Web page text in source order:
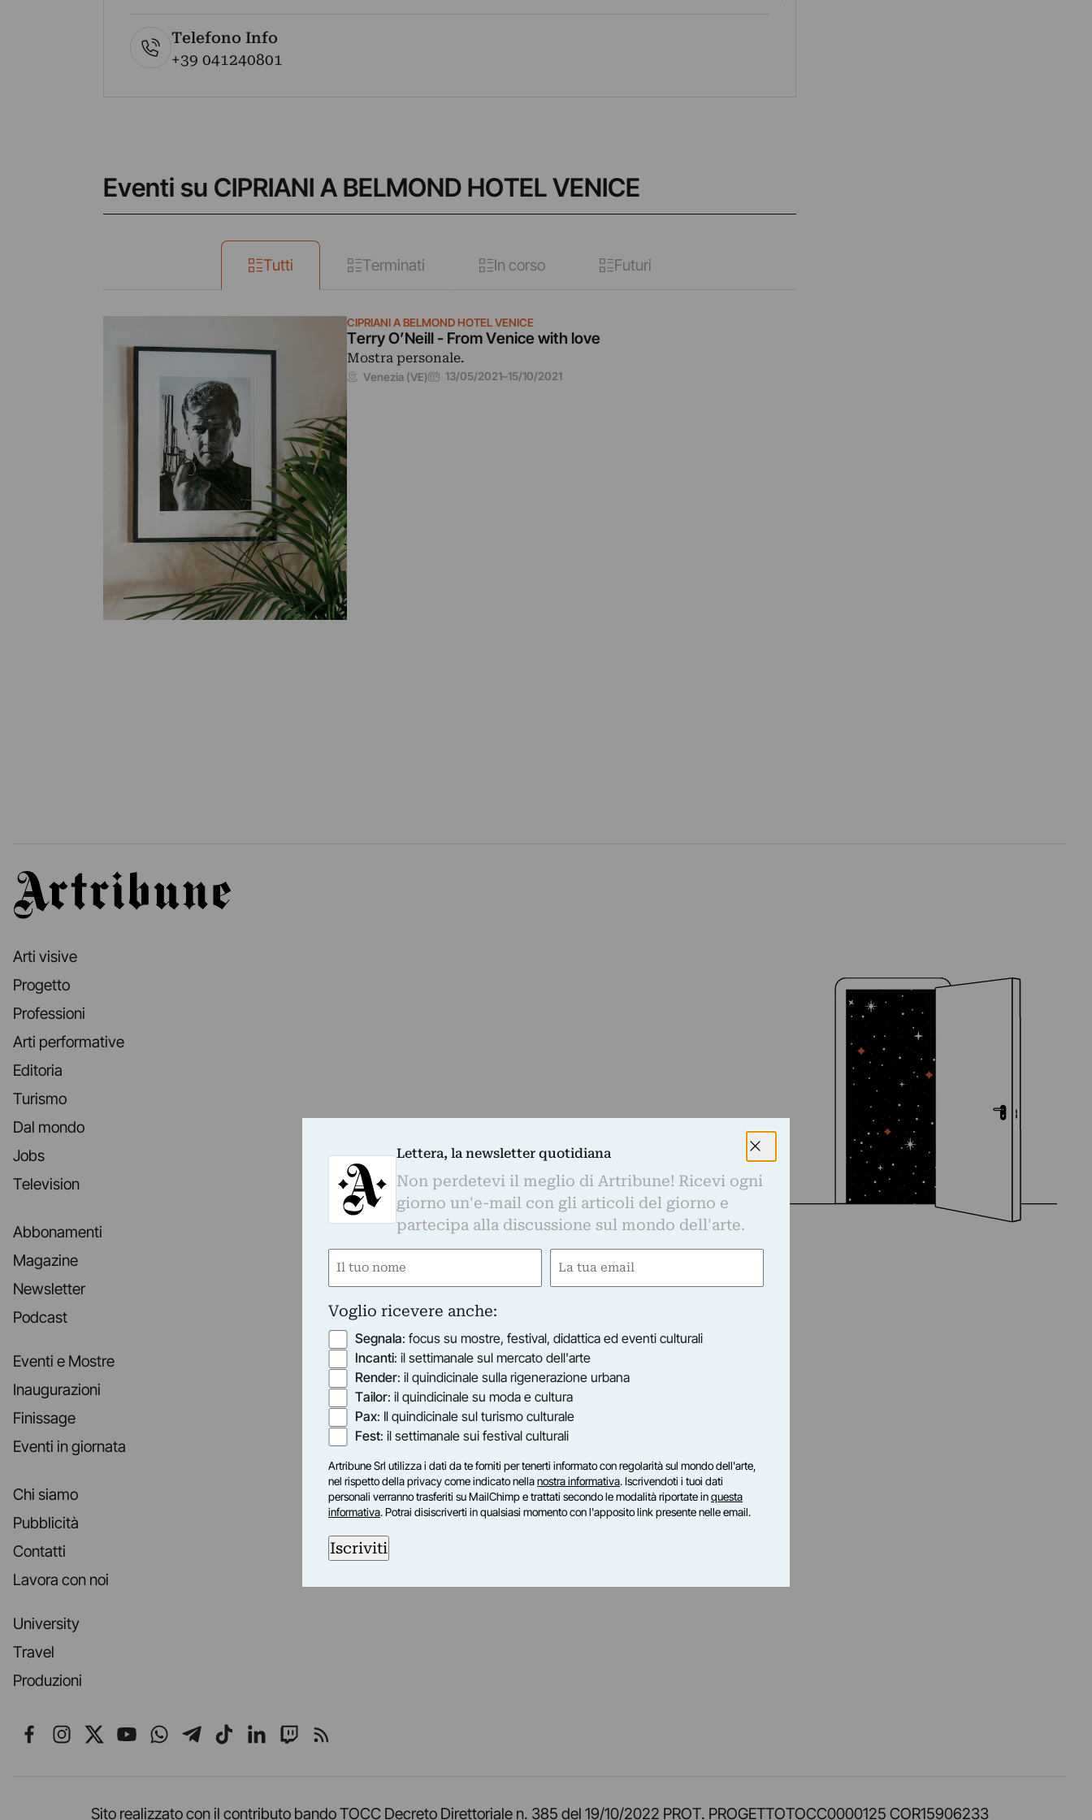
Telefono Info
+39 041240801
Eventi su CIPRIANI A BELMOND HOTEL VENICE
Tutti Terminati In corso Futuri
CIPRIANI A BELMOND HOTEL VENICE
Terry O’Neill - From Venice with love
Mostra personale.
Venezia (VE) 13/05/2021–15/10/2021
Artribune
Arti visive
Progetto
Professioni
Arti performative
Editoria
Turismo
Dal mondo
Jobs
Television
Abbonamenti
Magazine
Newsletter
Podcast
Eventi e Mostre
Inaugurazioni
Finissage
Eventi in giornata
Chi siamo
Pubblicità
Contatti
Lavora con noi
University
Travel
Produzioni
Seguici su Facebook
Seguici su Instagram
Seguici su X
Seguici su YouTube
Seguici su WhatsApp
Seguici su Telegram
Seguici su TikTok
Seguici su LinkedIn
Seguici su Twitch
Seguici su Rss
Sito realizzato con il contributo bando TOCC Decreto Direttoriale n. 385 del 19/10/2022 PROT. PROGETTOTOCC0000125 COR15906233
Lettera, la newsletter quotidiana
Non perdetevi il meglio di Artribune! Ricevi ogni
giorno un'e-mail con gli articoli del giorno e
partecipa alla discussione sul mondo dell'arte.
Nome
Email
Voglio ricevere anche:
Segnala: focus su mostre, festival, didattica ed eventi culturali
Incanti: il settimanale sul mercato dell'arte
Render: il quindicinale sulla rigenerazione urbana
Tailor: il quindicinale su moda e cultura
Pax: Il quindicinale sul turismo culturale
Fest: il settimanale sui festival culturali
Artribune Srl utilizza i dati da te forniti per tenerti informato con regolarità sul mondo dell'arte,
nel rispetto della privacy come indicato nellanostra informativa. Iscrivendoti i tuoi dati
personali verranno trasferiti su MailChimp e trattati secondo le modalità riportate inquesta
informativa. Potrai disiscriverti in qualsiasi momento con l'apposito link presente nelle email.
Iscriviti